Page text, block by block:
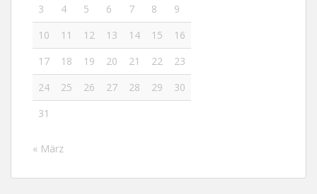
3
4 5 6 7 8
9
10
11 12 13 14 15
16
17
18 19 20 21 22
23
24
25 26 27 28 29
30
31
« März